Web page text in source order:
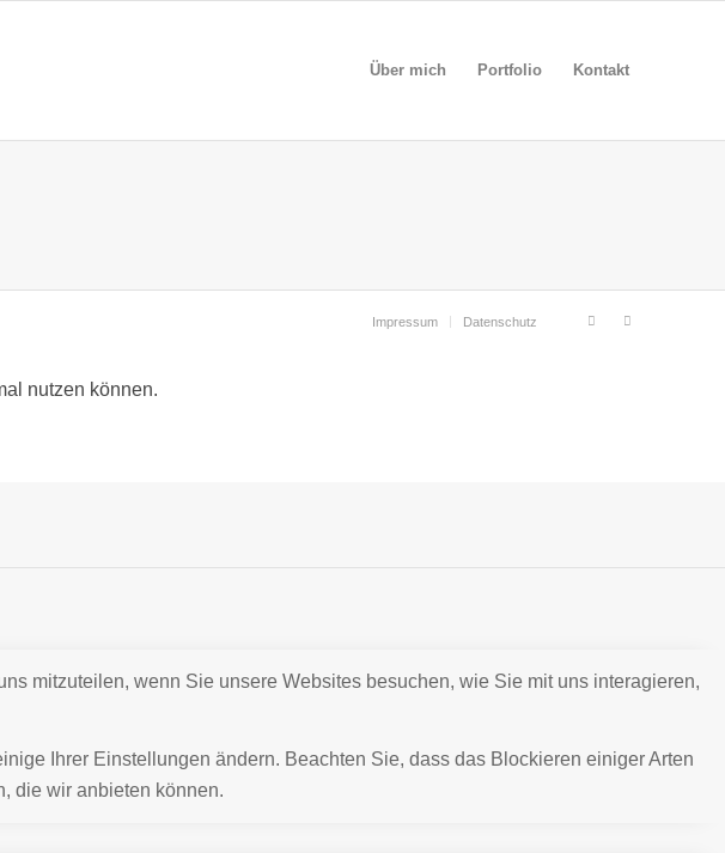
Über mich Portfolio Kontakt
Impressum Datenschutz
nutzen können.
mitzuteilen, wenn Sie unsere Websites besuchen, wie Sie mit uns interagieren,
Ihrer Einstellungen ändern. Beachten Sie, dass das Blockieren einiger Arten
die wir anbieten können.